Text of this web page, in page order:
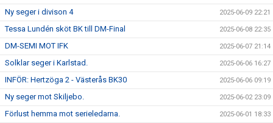
Ny seger i divison 4 2025-06-09 22:21
Tessa Lundén sköt BK till DM-Final 2025-06-08 22:35
DM-SEMI MOT IFK 2025-06-07 21:14
Solklar seger i Karlstad. 2025-06-06 16:27
INFÖR: Hertzöga 2 - Västerås BK30 2025-06-06 09:19
Ny seger mot Skiljebo. 2025-06-02 23:09
Förlust hemma mot serieledarna. 2025-06-01 18:33